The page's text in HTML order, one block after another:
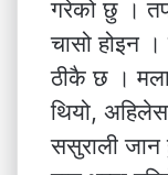
गरेको छु ।
चासो होइन
ठीकै छ ।
थियो,
ससुराली जान